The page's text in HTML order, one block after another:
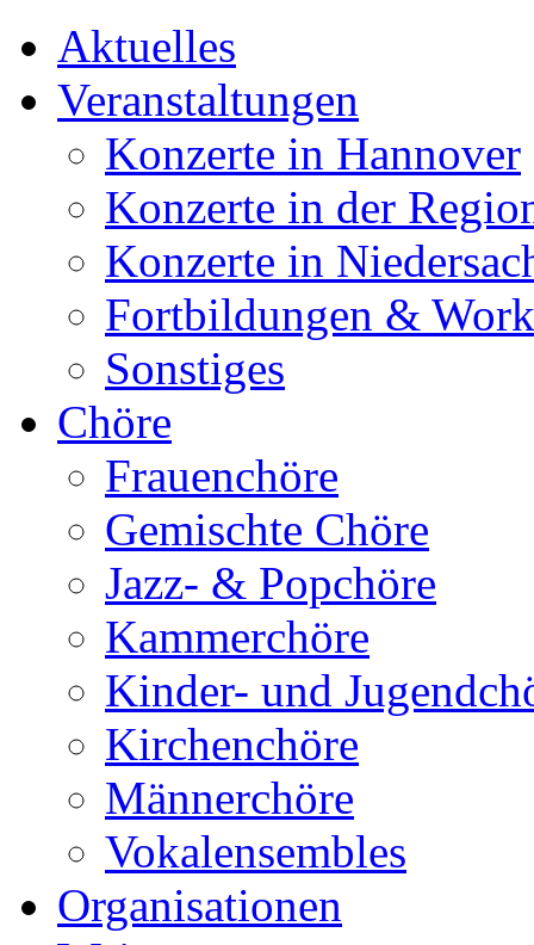
Aktuelles
Veranstaltungen
Konzerte in Hannover
Konzerte in der
Konzerte in
Fortbildungen &
Sonstiges
Chöre
Frauenchöre
Gemischte Chöre
Jazz- & Popchöre
Kammerchöre
Kinder- und
Kirchenchöre
Männerchöre
Vokalensembles
Organisationen